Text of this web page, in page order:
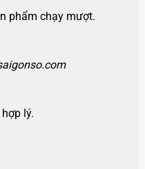
phẩm chạy mượt.
lý.